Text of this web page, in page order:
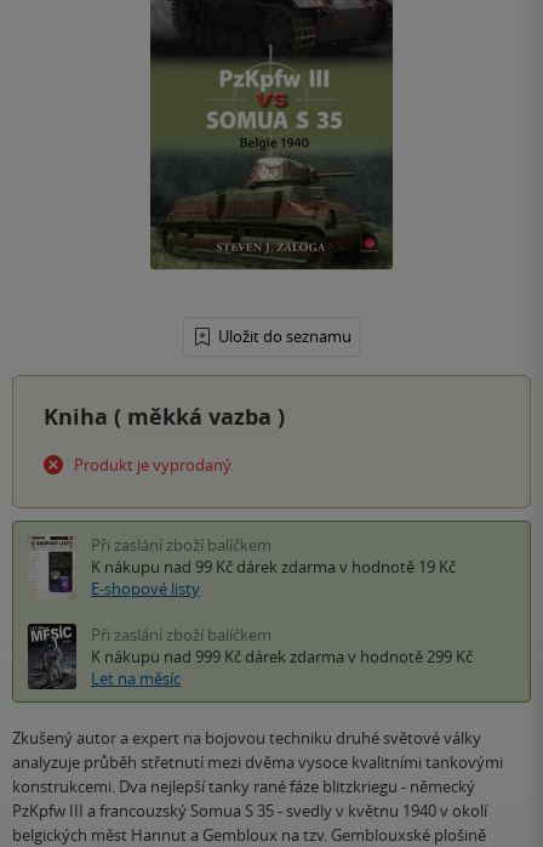
Uložit do seznamu
Kniha ( měkká vazba )
Produkt je vyprodaný.
Při zaslání zboží balíčkem
K nákupu nad 99 Kč dárek zdarma v hodnotě 19 Kč
E-shopové listy
Při zaslání zboží balíčkem
K nákupu nad 999 Kč dárek zdarma v hodnotě 299 Kč
Let na měsíc
Zkušený autor a expert na bojovou techniku druhé světové války
analyzuje průběh střetnutí mezi dvěma vysoce kvalitními tankovými
konstrukcemi. Dva nejlepší tanky rané fáze blitzkriegu - německý
PzKpfw III a francouzský Somua S 35 - svedly v květnu 1940 v okolí
belgických měst Hannut a Gembloux na tzv. Gemblouxské plošině